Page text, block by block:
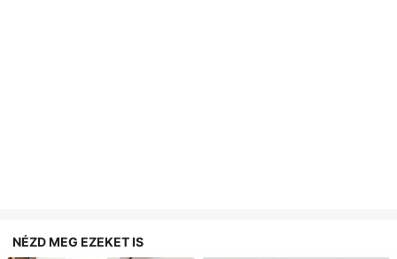
NÉZD MEG EZEKET IS